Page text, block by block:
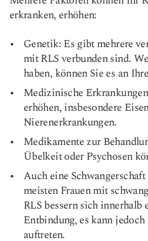
erkranken, erhöhen:
Genetik: Es gibt mehrere
mit RLS verbunden sind.
haben, können Sie es an
Medizinische
erhöhen, insbesondere
Nierenerkrankungen.
Medikamente zur
Übelkeit oder Psychosen
Auch eine
meisten Frauen mit
RLS bessern sich innerhalb
Entbindung, es kann
auftreten.